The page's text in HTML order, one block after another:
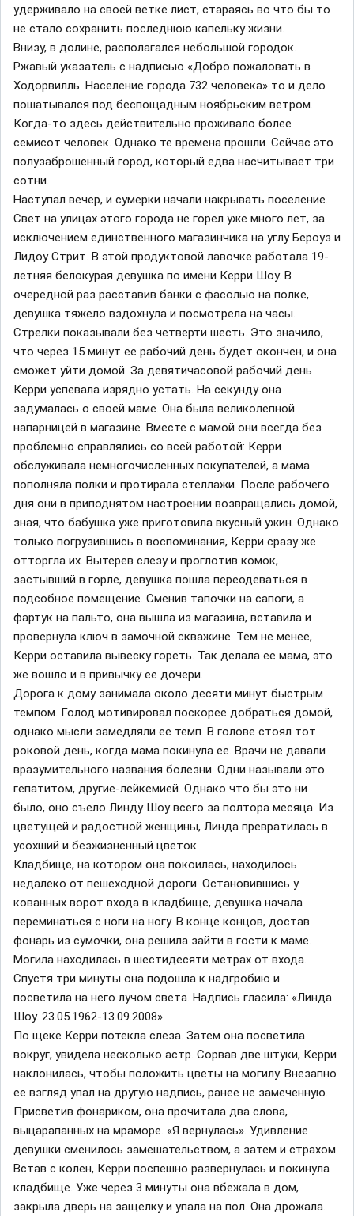
удерживало на своей ветке лист, стараясь во что бы то
не стало сохранить последнюю капельку жизни.
Внизу, в долине, располагался небольшой городок.
Ржавый указатель с надписью «Добро пожаловать в
Ходорвилль. Население города 732 человека» то и дело
пошатывался под беспощадным ноябрьским ветром.
Когда-то здесь действительно проживало более
семисот человек. Однако те времена прошли. Сейчас это
полузаброшенный город, который едва насчитывает три
сотни.
Наступал вечер, и сумерки начали накрывать поселение.
Свет на улицах этого города не горел уже много лет, за
исключением единственного магазинчика на углу Бероуз и
Лидоу Стрит. В этой продуктовой лавочке работала 19-
летняя белокурая девушка по имени Керри Шоу. В
очередной раз расставив банки с фасолью на полке,
девушка тяжело вздохнула и посмотрела на часы.
Стрелки показывали без четверти шесть. Это значило,
что через 15 минут ее рабочий день будет окончен, и она
сможет уйти домой. За девятичасовой рабочий день
Керри успевала изрядно устать. На секунду она
задумалась о своей маме. Она была великолепной
напарницей в магазине. Вместе с мамой они всегда без
проблемно справлялись со всей работой: Керри
обслуживала немногочисленных покупателей, а мама
пополняла полки и протирала стеллажи. После рабочего
дня они в приподнятом настроении возвращались домой,
зная, что бабушка уже приготовила вкусный ужин. Однако
только погрузившись в воспоминания, Керри сразу же
отторгла их. Вытерев слезу и проглотив комок,
застывший в горле, девушка пошла переодеваться в
подсобное помещение. Сменив тапочки на сапоги, а
фартук на пальто, она вышла из магазина, вставила и
провернула ключ в замочной скважине. Тем не менее,
Керри оставила вывеску гореть. Так делала ее мама, это
же вошло и в привычку ее дочери.
Дорога к дому занимала около десяти минут быстрым
темпом. Голод мотивировал поскорее добраться домой,
однако мысли замедляли ее темп. В голове стоял тот
роковой день, когда мама покинула ее. Врачи не давали
вразумительного названия болезни. Одни называли это
гепатитом, другие-лейкемией. Однако что бы это ни
было, оно съело Линду Шоу всего за полтора месяца. Из
цветущей и радостной женщины, Линда превратилась в
усохший и безжизненный цветок.
Кладбище, на котором она покоилась, находилось
недалеко от пешеходной дороги. Остановившись у
кованных ворот входа в кладбище, девушка начала
переминаться с ноги на ногу. В конце концов, достав
фонарь из сумочки, она решила зайти в гости к маме.
Могила находилась в шестидесяти метрах от входа.
Спустя три минуты она подошла к надгробию и
посветила на него лучом света. Надпись гласила: «Линда
Шоу. 23.05.1962-13.09.2008»
По щеке Керри потекла слеза. Затем она посветила
вокруг, увидела несколько астр. Сорвав две штуки, Керри
наклонилась, чтобы положить цветы на могилу. Внезапно
ее взгляд упал на другую надпись, ранее не замеченную.
Присветив фонариком, она прочитала два слова,
выцарапанных на мраморе. «Я вернулась». Удивление
девушки сменилось замешательством, а затем и страхом.
Встав с колен, Керри поспешно развернулась и покинула
кладбище. Уже через 3 минуты она вбежала в дом,
закрыла дверь на защелку и упала на пол. Она дрожала.